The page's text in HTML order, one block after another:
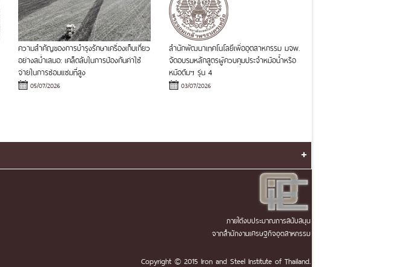
ความสำคัญของการบำรุงรักษาเครื่องเก็บเกี่ยว
อย่างสม่ำเสมอ: เคล็ดลับในการป้องกันค่าใช้
จ่ายในการซ่อมแซมที่สูง
05/07/2026
สำนักพัฒนาเทคโนโลยีเพื่ออุตสาหกรรม มจพ.
จัดอบรมหลักสูตรผู้ควบคุมประจำหม้อน้ำหรือ
หม้อต้มฯ รุ่น 4
03/07/2026
+
ภายใต้งบประมาณการสนับสนุน
จากสำนักงานเศรษฐกิจอุตสาหกรรม
Copyright © 2015 Iron and Steel Institute of Thailand.